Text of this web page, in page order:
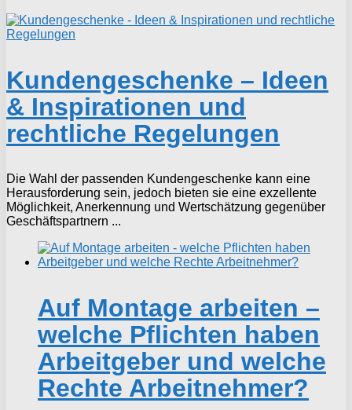
Kundengeschenke – Ideen
& Inspirationen und
rechtliche Regelungen
Die Wahl der passenden Kundengeschenke kann eine
Herausforderung sein, jedoch bieten sie eine exzellente
Möglichkeit, Anerkennung und Wertschätzung gegenüber
Geschäftspartnern ...
Auf Montage arbeiten –
welche Pflichten haben
Arbeitgeber und welche
Rechte Arbeitnehmer?